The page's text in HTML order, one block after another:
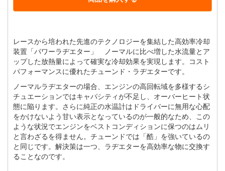
レースから培われた先進のテクノロジーを集結した高効率冷却
装置「パワーラヂエター」 ノーマルに比べ増した水流量とア
ップした放熱量によって確実な冷却効果を実現します。コスト
パフォーマンスに優れたチューンド・ラヂエターです。
ノーマルラヂエターの場合、エンジンの高回転域を多様するシ
チュエーションではキャパシティが不足し、オーバーヒート状
態に陥ります。さらに純正の水温計はドライバーに無用な心配
をかけないよう甘い表示となっているのが一般的なため、この
ような状況でエンジンをベストコンディションに保つのはムリ
と言わざるを得ません。チューンドでは「酷」を強いているの
と同じです。解決策は一つ、ラヂエターを高効率な物に交換す
ることなのです。